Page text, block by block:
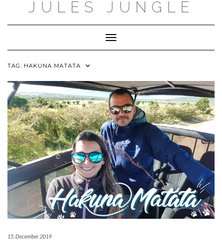
JULES JUNGLE
Toggle Navigation
TAG: HAKUNA MATATA
15. December 2019